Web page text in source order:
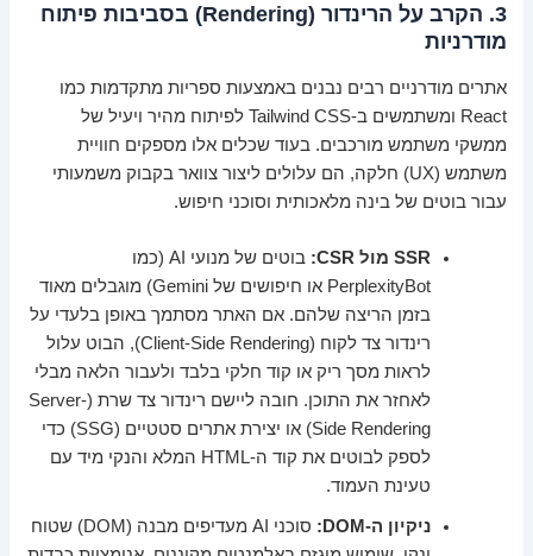
3. הקרב על הרינדור (Rendering) בסביבות פיתוח
מודרניות
אתרים מודרניים רבים נבנים באמצעות ספריות מתקדמות כמו
React ומשתמשים ב-Tailwind CSS לפיתוח מהיר ויעיל של
ממשקי משתמש מורכבים. בעוד שכלים אלו מספקים חוויית
משתמש (UX) חלקה, הם עלולים ליצור צוואר בקבוק משמעותי
עבור בוטים של בינה מלאכותית וסוכני חיפוש.
SSR מול CSR:
בוטים של מנועי AI (כמו
PerplexityBot או חיפושים של Gemini) מוגבלים מאוד
בזמן הריצה שלהם. אם האתר מסתמך באופן בלעדי על
רינדור צד לקוח (Client-Side Rendering), הבוט עלול
לראות מסך ריק או קוד חלקי בלבד ולעבור הלאה מבלי
לאחזר את התוכן. חובה ליישם רינדור צד שרת (Server-
Side Rendering) או יצירת אתרים סטטיים (SSG) כדי
לספק לבוטים את קוד ה-HTML המלא והנקי מיד עם
טעינת העמוד.
ניקיון ה-DOM:
סוכני AI מעדיפים מבנה (DOM) שטוח